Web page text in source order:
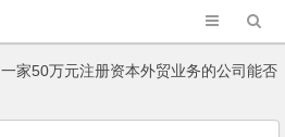
一家50万元注册资本外贸业务的公司能否